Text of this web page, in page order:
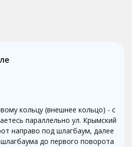
кольцу (внешнее кольцо) - с
параллельно ул. Крымский
направо под шлагбаум, далее
до первого поворота